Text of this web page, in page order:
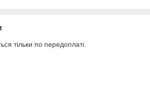
тільки по передоплаті.